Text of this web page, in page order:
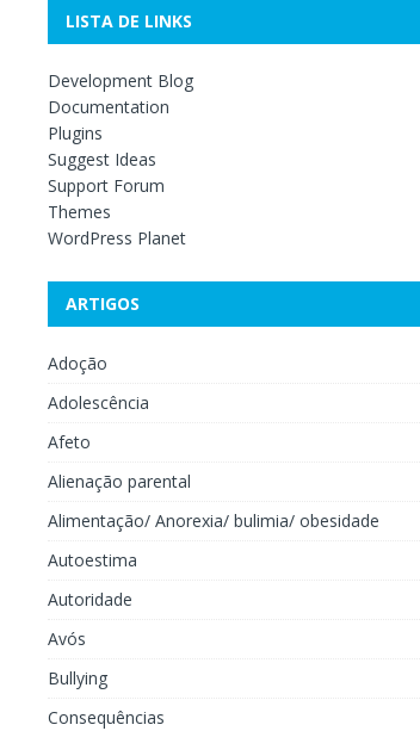
LISTA DE LINKS
Development Blog
Documentation
Plugins
Suggest Ideas
Support Forum
Themes
WordPress Planet
ARTIGOS
Adoção
Adolescência
Afeto
Alienação parental
Alimentação/ Anorexia/ bulimia/ obesidade
Autoestima
Autoridade
Avós
Bullying
Consequências